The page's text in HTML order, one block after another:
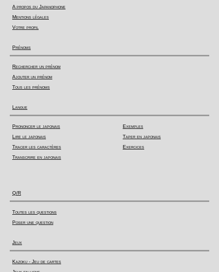
A propos du Japanophone
Mentions légales
Votre profil
Prénoms
Rechercher un prénom
Ajouter un prénom
Tous les prénoms
Langue
Prononcer le japonais
Lire le japonais
Tracer les caractères
Transcrire en japonais
Exemples
Taper en japonais
Exercices
Q/R
Toutes les questions
Poser une question
Jeux
Kazoku - Jeu de cartes